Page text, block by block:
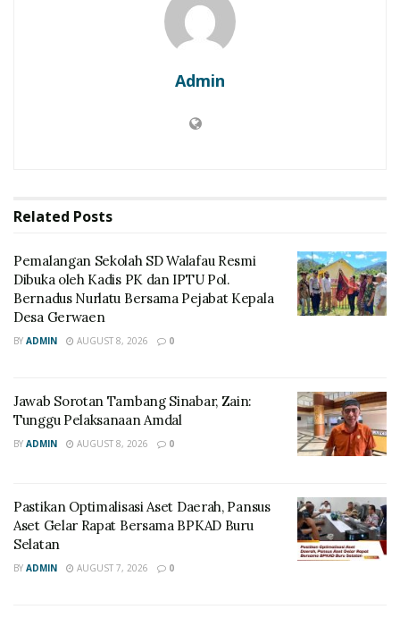
Admin
Related Posts
Pemalangan Sekolah SD Walafau Resmi
Dibuka oleh Kadis PK dan IPTU Pol.
Bernadus Nurlatu Bersama Pejabat Kepala
Desa Gerwaen
BY ADMIN AUGUST 8, 2026 0
Jawab Sorotan Tambang Sinabar, Zain:
Tunggu Pelaksanaan Amdal
BY ADMIN AUGUST 8, 2026 0
Pastikan Optimalisasi Aset Daerah, Pansus
Aset Gelar Rapat Bersama BPKAD Buru
Selatan
BY ADMIN AUGUST 7, 2026 0